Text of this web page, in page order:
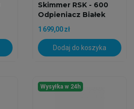
Skimmer RSK - 600
Odpieniacz Białek
1 699,00 zł
Dodaj do koszyka
Wysyłka w 24h